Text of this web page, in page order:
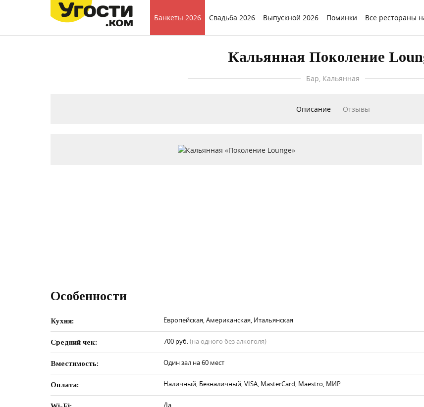
Банкеты 2026 Свадьба 2026 Выпускной 2026 Поминки Все рестораны
Кальянная Поколение
Бар, Кальянная
Описание Отзывы
Особенности
Кухня: Европейская, Американская, Итальянская
Средний чек: 700 руб.(на одного без алкоголя)
Вместимость: Один зал на 60 мест
Оплата: Наличный, Безналичный, VISA, MasterCard, Maestro, МИР
Да